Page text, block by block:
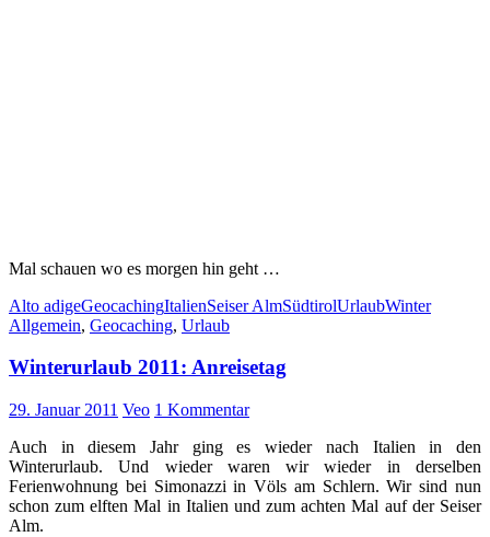
Mal schauen wo es morgen hin geht …
Alto adigeGeocachingItalienSeiser AlmSüdtirolUrlaubWinter
Allgemein, Geocaching, Urlaub
Winterurlaub 2011: Anreisetag
29. Januar 2011 Veo 1 Kommentar
Auch in diesem Jahr ging es wieder nach Italien in den
Winterurlaub. Und wieder waren wir wieder in derselben
Ferienwohnung bei Simonazzi in Völs am Schlern. Wir sind nun
schon zum elften Mal in Italien und zum achten Mal auf der Seiser
Alm.